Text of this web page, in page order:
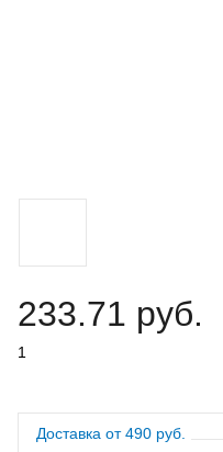
233.71 руб.
Доставка от 490 руб.